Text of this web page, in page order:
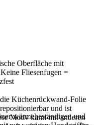
Oberfläche mit
Fliesenfugen =
Küchenrückwand-Folie
und ist
Motiv kann mit anderen
wärmebeständigen und